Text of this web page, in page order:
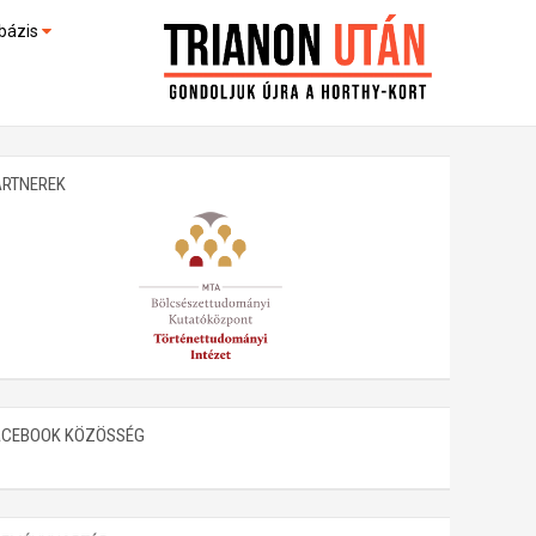
(feltöltés alatt)
KÖZÖSSÉG